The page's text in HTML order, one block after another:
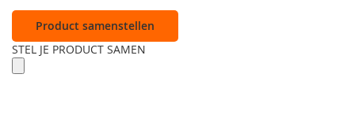
Product samenstellen
STEL JE PRODUCT SAMEN